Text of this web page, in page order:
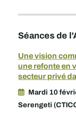
Séances de
Une vision
une refonte en
secteur privé
Mardi 10
Serengeti